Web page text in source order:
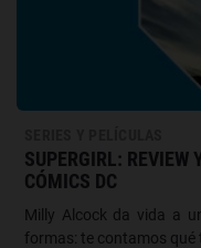
SUPERGIRL: REVIEW
CÓMICS DC
Milly Alcock da vida a
formas: te contamos qué